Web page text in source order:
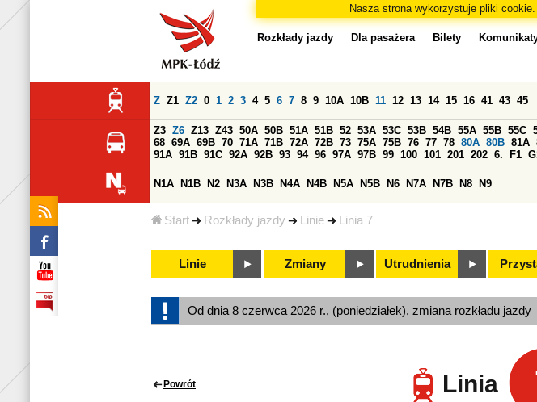
Nasza strona wykorzystuje pliki
Start Rozkłady jazdy Linie Linia 7
Rozkłady jazdy Dla pasażera Bilety
Z Z1 Z2 0 1 2 3 4 5 6 7 8 9 10A 10B 11 12 13 14 15 16 41 43 45
Z3 Z6 Z13 Z43 50A 50B 51A 51B 52 53A 53C 53B 54B 55A 55B 55C
68 69A 69B 70 71A 71B 72A 72B 73 75A 75B 76 77 78 80A 80B 81A
91A 91B 91C 92A 92B 93 94 96 97A 97B 99 100 101 201 202 6. F1
N1A N1B N2 N3A N3B N4A N4B N5A N5B N6 N7A N7B N8 N9
Linie Zmiany Utrudnienia
Od dnia 8 czerwca 2026 r., (poniedziałek), zmiana rozkładu jazdy
Powrót Linia